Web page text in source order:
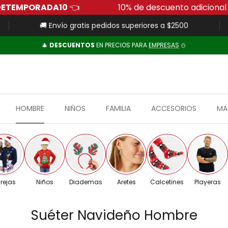
FUERADETEMPORADA10👈 10% de
🚚 Envío gratis pedidos superiores a $2500
🎄 DESCUENTOS EN PRECIOS PARAEMPRESAS ⛄
HOMBRE NIÑOS FAMILIA ACCESORIOS
Niños Diademas Aretes Calcetines Playeras
Suéter Navideño Hombre